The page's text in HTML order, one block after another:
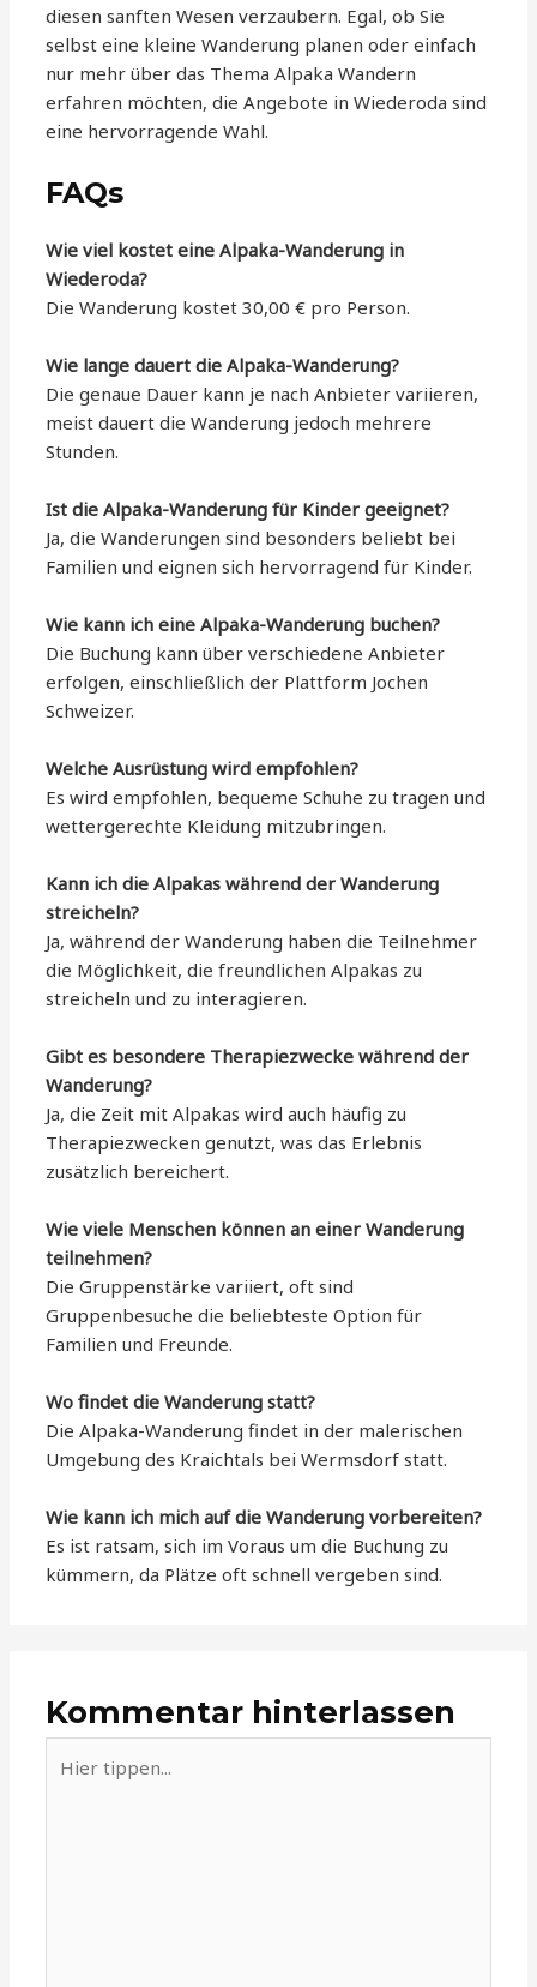
diesen sanften Wesen verzaubern. Egal, ob Sie
selbst eine kleine Wanderung planen oder einfach
nur mehr über das Thema Alpaka Wandern
erfahren möchten, die Angebote in Wiederoda sind
eine hervorragende Wahl.
FAQs
Wie viel kostet eine Alpaka-Wanderung in
Wiederoda?
Die Wanderung kostet 30,00 € pro Person.
Wie lange dauert die Alpaka-Wanderung?
Die genaue Dauer kann je nach Anbieter variieren,
meist dauert die Wanderung jedoch mehrere
Stunden.
Ist die Alpaka-Wanderung für Kinder geeignet?
Ja, die Wanderungen sind besonders beliebt bei
Familien und eignen sich hervorragend für Kinder.
Wie kann ich eine Alpaka-Wanderung buchen?
Die Buchung kann über verschiedene Anbieter
erfolgen, einschließlich der Plattform Jochen
Schweizer.
Welche Ausrüstung wird empfohlen?
Es wird empfohlen, bequeme Schuhe zu tragen und
wettergerechte Kleidung mitzubringen.
Kann ich die Alpakas während der Wanderung
streicheln?
Ja, während der Wanderung haben die Teilnehmer
die Möglichkeit, die freundlichen Alpakas zu
streicheln und zu interagieren.
Gibt es besondere Therapiezwecke während der
Wanderung?
Ja, die Zeit mit Alpakas wird auch häufig zu
Therapiezwecken genutzt, was das Erlebnis
zusätzlich bereichert.
Wie viele Menschen können an einer Wanderung
teilnehmen?
Die Gruppenstärke variiert, oft sind
Gruppenbesuche die beliebteste Option für
Familien und Freunde.
Wo findet die Wanderung statt?
Die Alpaka-Wanderung findet in der malerischen
Umgebung des Kraichtals bei Wermsdorf statt.
Wie kann ich mich auf die Wanderung vorbereiten?
Es ist ratsam, sich im Voraus um die Buchung zu
kümmern, da Plätze oft schnell vergeben sind.
Kommentar hinterlassen
tippen...